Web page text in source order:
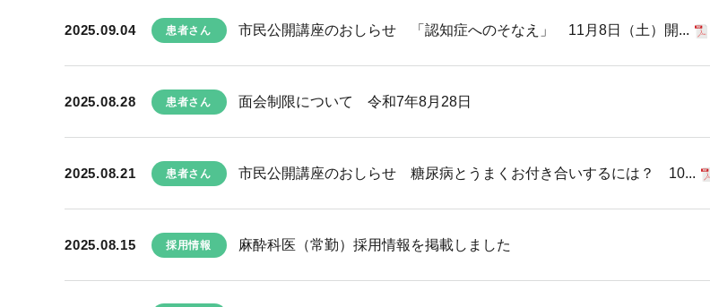
2025.09.04 患者さん 市民公開講座のおしらせ 「認知症へのそなえ」 11月8日（土）開...
2025.08.28 患者さん 面会制限について 令和7年8月28日
2025.08.21 患者さん 市民公開講座のおしらせ 糖尿病とうまくお付き合いするには？ 10...
2025.08.15 採用情報 麻酔科医（常勤）採用情報を掲載しました